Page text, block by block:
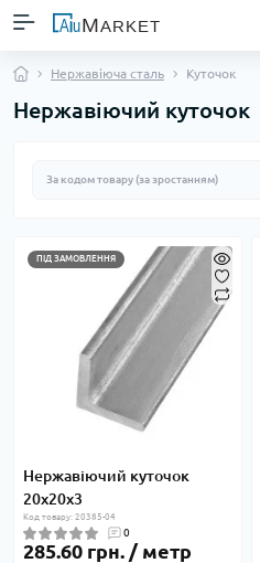
Нержавіюча сталь Куточок
Нержавіючий куточок
ПІД ЗАМОВЛЕННЯ
Нержавіючий куточок
20х20х3
Код товару: 20385-04
0
285.60 грн. / метр